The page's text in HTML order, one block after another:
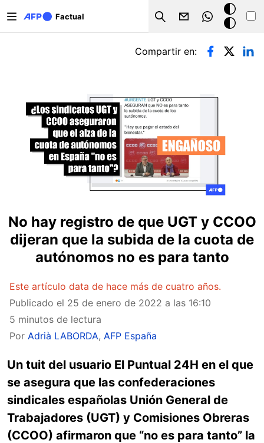
Factual
Search
Modo
oscuro
Solapas principales
Compartir en:
No hay registro de que UGT y CCOO
dijeran que la subida de la cuota de
autónomos no es para tanto
Este artículo data de hace más de cuatro años.
Publicado el 25 de enero de 2022 a las 16:10
5 minutos de lectura
Por Adrià LABORDA, AFP España
Un tuit del usuario El Puntual 24H en el que
se asegura que las confederaciones
sindicales españolas Unión General de
Trabajadores (UGT) y Comisiones Obreras
(CCOO) afirmaron que “no es para tanto” la